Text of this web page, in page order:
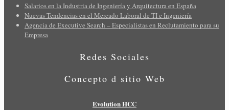
Salarios en la Industria de Ingeniería y Arquitectura en España
Nuevas Tendencias en el Mercado Laboral de TI e Ingeniería
Agencia de Executive Search – Especialistas en Reclutamiento para su
Empresa
Redes Sociales
Concepto d sitio Web
Evolution HCC